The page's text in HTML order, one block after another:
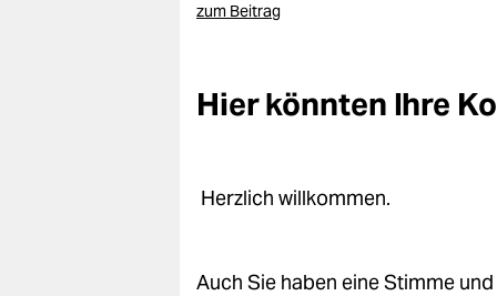
zum Beitrag
Hier könnten Ihre
Herzlich willkommen.
Auch Sie haben eine Stimme